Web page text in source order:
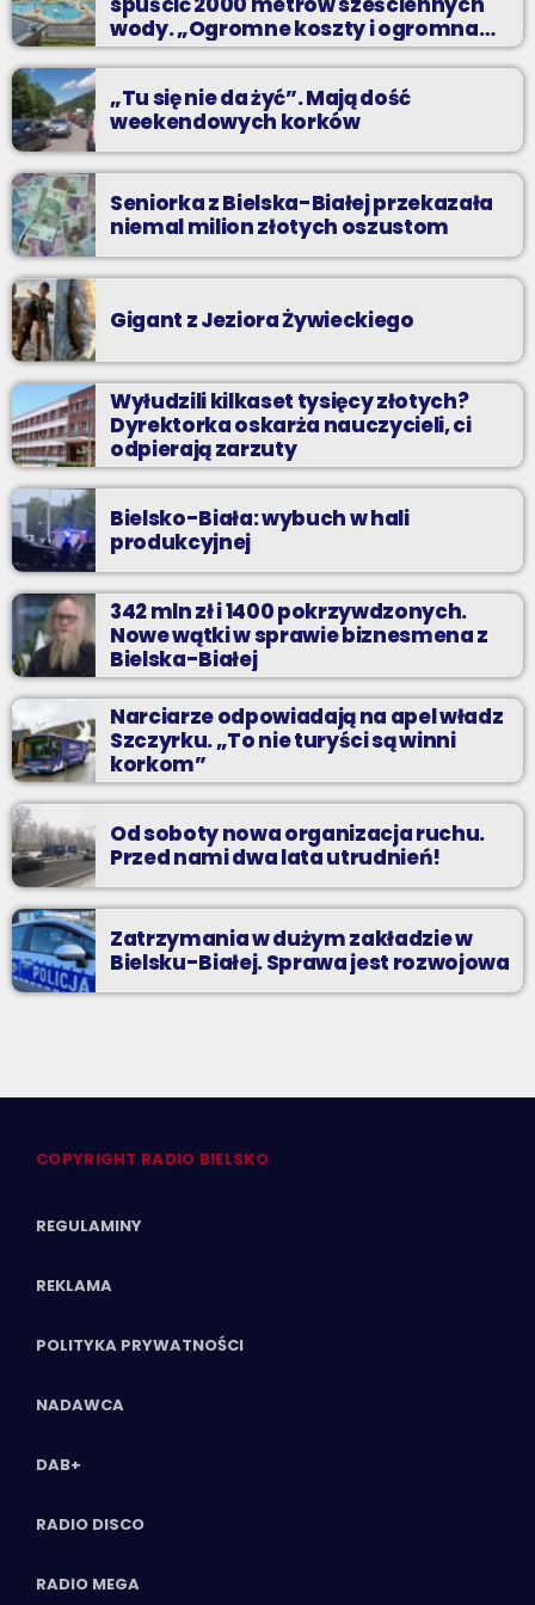
wody. „Ogromne koszty i ogromna
praca”
„Tu się nie da żyć”. Mają dość
weekendowych korków
Seniorka z Bielska-Białej przekazała
niemal milion złotych oszustom
Gigant z Jeziora Żywieckiego
Wyłudzili kilkaset tysięcy złotych?
Dyrektorka oskarża nauczycieli, ci
odpierają zarzuty
Bielsko-Biała: wybuch w hali
produkcyjnej
342 mln zł i 1400 pokrzywdzonych.
Nowe wątki w sprawie biznesmena z
Bielska-Białej
Narciarze odpowiadają na apel władz
Szczyrku. „To nie turyści są winni
korkom”
Od soboty nowa organizacja ruchu.
Przed nami dwa lata utrudnień!
Zatrzymania w dużym zakładzie w
Bielsku-Białej. Sprawa jest rozwojowa
COPYRIGHT RADIO BIELSKO
REGULAMINY
REKLAMA
POLITYKA PRYWATNOŚCI
NADAWCA
DAB+
RADIO DISCO
RADIO MEGA